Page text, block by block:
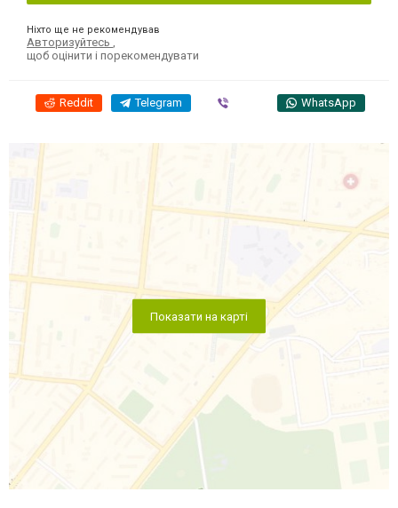
Ніхто ще не рекомендував
Авторизуйтесь
щоб оцінити і порекомендувати
Reddit Telegram WhatsApp
Показати на карті